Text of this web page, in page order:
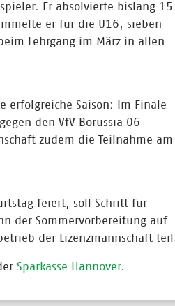
Er absolvierte bislang 15
er für die U16, sieben
Lehrgang im März in allen
erfolgreiche Saison: Im Finale
den VfV Borussia 06
zudem die Teilnahme am
feiert, soll Schritt für
der Sommervorbereitung auf
der Lizenzmannschaft
Sparkasse Hannover.